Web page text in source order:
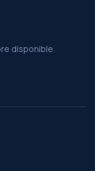
disponible.